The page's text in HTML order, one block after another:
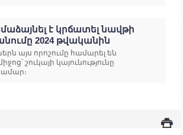
է կրճատել նավթի
2024 թվականին
այս որոշումը համարել են
շուկայի կայունությունը